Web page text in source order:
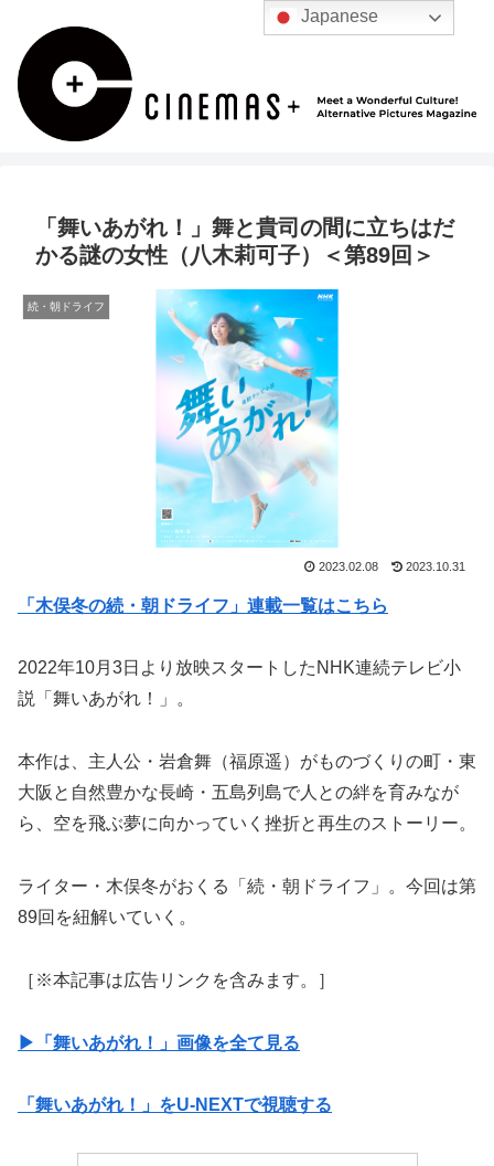
「舞いあがれ！」舞と貴司の間に立ちはだ
かる謎の女性（八木莉可子）＜第89回＞
続・朝ドライフ
2023.02.08 2023.10.31
「木俣冬の続・朝ドライフ」連載一覧はこちら
2022年10月3日より放映スタートしたNHK連続テレビ小
説「舞いあがれ！」。
本作は、主人公・岩倉舞（福原遥）がものづくりの町・東
大阪と自然豊かな長崎・五島列島で人との絆を育みなが
ら、空を飛ぶ夢に向かっていく挫折と再生のストーリー。
ライター・木俣冬がおくる「続・朝ドライフ」。今回は第
89回を紐解いていく。
［※本記事は広告リンクを含みます。］
▶︎「舞いあがれ！」画像を全て見る
「舞いあがれ！」をU-NEXTで視聴する
Japanese